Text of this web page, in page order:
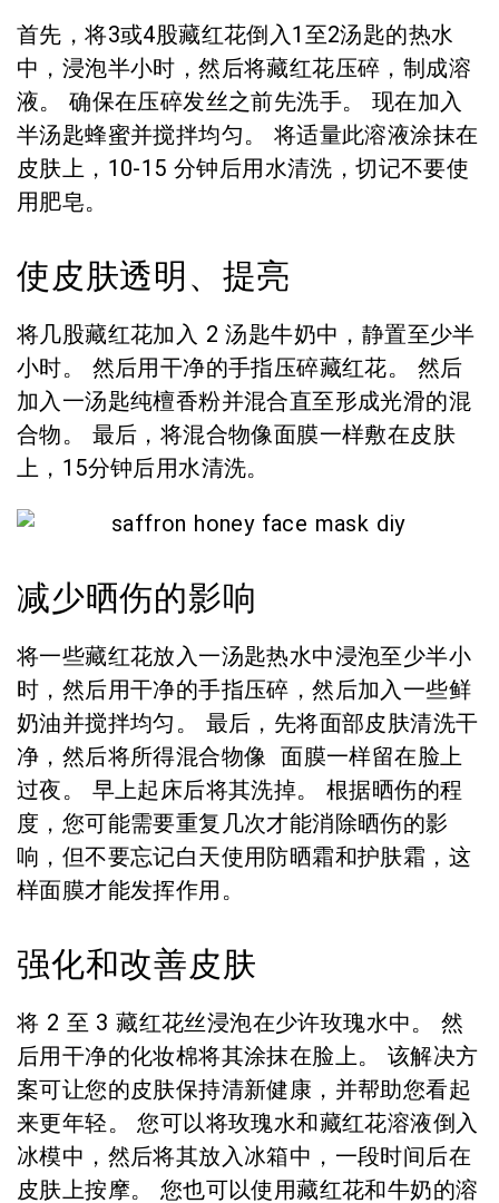
首先，将3或4股藏红花倒入1至2汤匙的热水
中，浸泡半小时，然后将藏红花压碎，制成溶
液。 确保在压碎发丝之前先洗手。 现在加入
半汤匙蜂蜜并搅拌均匀。 将适量此溶液涂抹在
皮肤上，10-15 分钟后用水清洗，切记不要使
用肥皂。
使皮肤透明、提亮
将几股藏红花加入 2 汤匙牛奶中，静置至少半
小时。 然后用干净的手指压碎藏红花。 然后
加入一汤匙纯檀香粉并混合直至形成光滑的混
合物。 最后，将混合物像面膜一样敷在皮肤
上，15分钟后用水清洗。
减少晒伤的影响
将一些藏红花放入一汤匙热水中浸泡至少半小
时，然后用干净的手指压碎，然后加入一些鲜
奶油并搅拌均匀。 最后，先将面部皮肤清洗干
净，然后将所得混合物像 面膜一样留在脸上
过夜。 早上起床后将其洗掉。 根据晒伤的程
度，您可能需要重复几次才能消除晒伤的影
响，但不要忘记白天使用防晒霜和护肤霜，这
样面膜才能发挥作用。
强化和改善皮肤
将 2 至 3 藏红花丝浸泡在少许玫瑰水中。 然
后用干净的化妆棉将其涂抹在脸上。 该解决方
案可让您的皮肤保持清新健康，并帮助您看起
来更年轻。 您可以将玫瑰水和藏红花溶液倒入
冰模中，然后将其放入冰箱中，一段时间后在
皮肤上按摩。 您也可以使用藏红花和牛奶的溶